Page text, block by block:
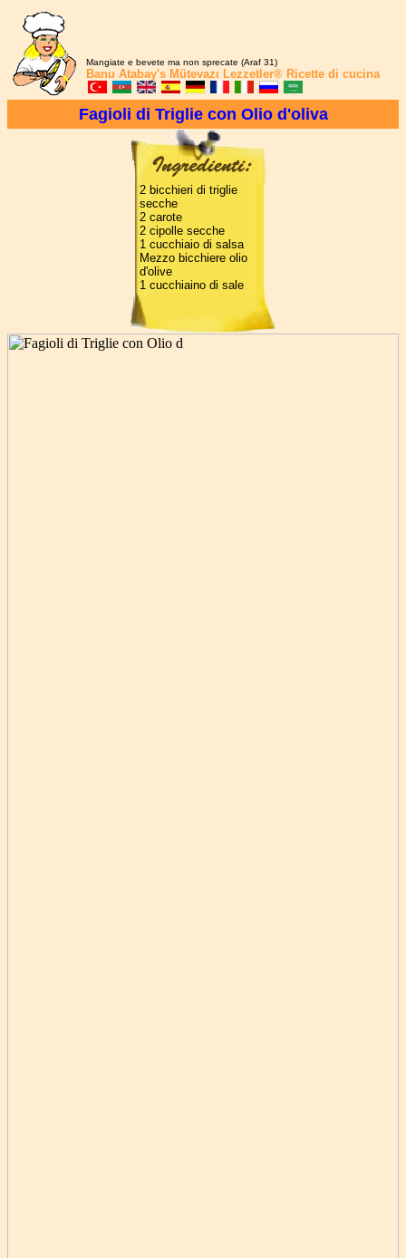
Mangiate e bevete ma non sprecate (Araf 31)
Banu Atabay's Mütevazı Lezzetler® Ricette di cucina
Fagioli di Triglie con Olio d'oliva
2 bicchieri di triglie
secche
2 carote
2 cipolle secche
1 cucchiaio di salsa
Mezzo bicchiere olio
d'olive
1 cucchiaino di sale